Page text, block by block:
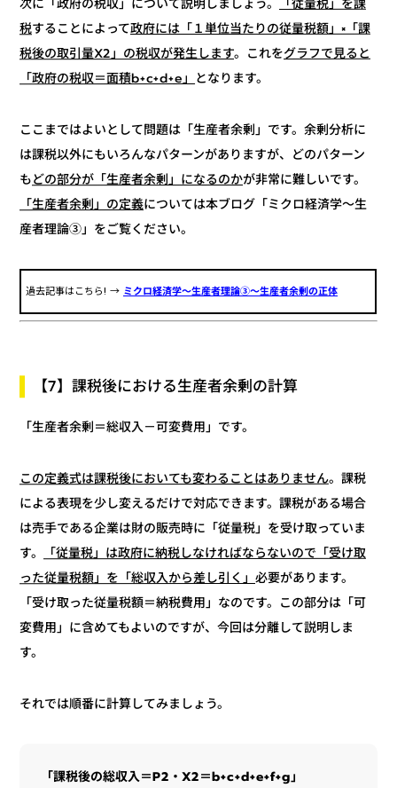
次に「政府の税収」について説明しましょう。 「従量税」を課
税することによって政府には「１単位当たりの従量税額」×「課
税後の取引量X2」の税収が発生します。これをグラフで見ると
「政府の税収＝面積b+c+d+e」となります。
ここまではよいとして問題は「生産者余剰」です。余剰分析に
は課税以外にもいろんなパターンがありますが、どのパターン
もどの部分が「生産者余剰」になるのかが非常に難しいです。
「生産者余剰」の定義については本ブログ「ミクロ経済学～生
産者理論③」をご覧ください。
過去記事はこちら! → ミクロ経済学～生産者理論③～生産者余剰の正体
【7】課税後における生産者余剰の計算
「生産者余剰＝総収入－可変費用」です。
この定義式は課税後においても変わることはありません。課税
による表現を少し変えるだけで対応できます。課税がある場合
は売手である企業は財の販売時に「従量税」を受け取っていま
す。「従量税」は政府に納税しなければならないので「受け取
った従量税額」を「総収入から差し引く」必要があります。
「受け取った従量税額＝納税費用」なのです。この部分は「可
変費用」に含めてもよいのですが、今回は分離して説明しま
す。
それでは順番に計算してみましょう。
「課税後の総収入＝P2・X2＝b+c+d+e+f+g」